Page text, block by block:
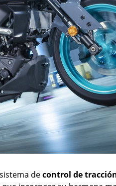
decontrol de